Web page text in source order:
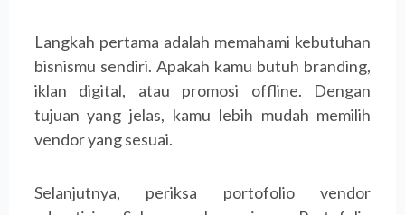
Langkah pertama adalah memahami kebutuhan
bisnismu sendiri. Apakah kamu butuh branding,
iklan digital, atau promosi offline. Dengan
tujuan yang jelas, kamu lebih mudah memilih
vendor yang sesuai.
Selanjutnya, periksa portofolio vendor